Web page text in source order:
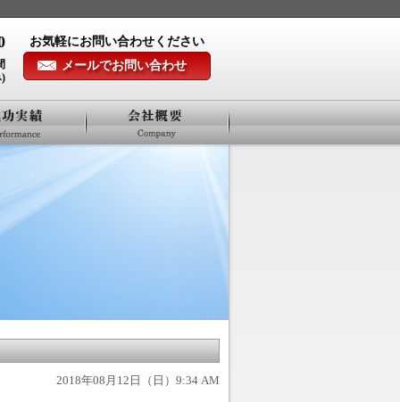
)
お気軽にお問い合わせください
メールでお問い合わせ
2018年08月12日（日）9:34 AM